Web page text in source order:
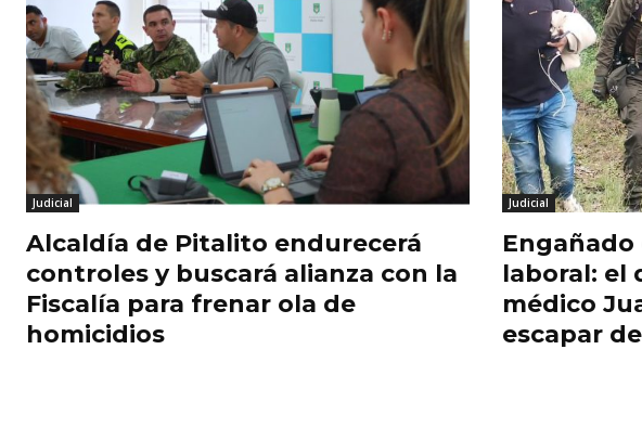
Judicial
Alcaldía de Pitalito endurecerá
controles y buscará alianza con la
Fiscalía para frenar ola de
homicidios
Judicial
laboral: el
médico
escapar